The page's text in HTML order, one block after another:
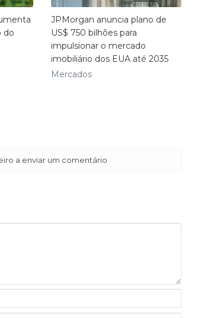
do
JPMorgan anuncia plano de
US$ 750 bilhões para
impulsionar o mercado
imobiliário dos EUA até 2035
Mercados
a enviar um comentário